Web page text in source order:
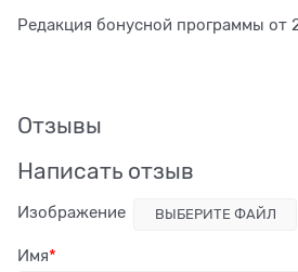
Редакция бонусной программы от
Отзывы
Написать отзыв
Изображение ВЫБЕРИТЕ ФАЙЛ
Имя